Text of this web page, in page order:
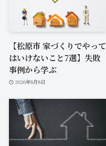
【松原市 家づくりでやって
はいけないこと7選】失敗
事例から学ぶ
2026年8月8日